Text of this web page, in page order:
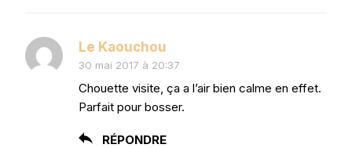
Le Kaouchou
30 mai 2017 à 20:37
Chouette visite, ça a l’air bien calme en effet.
Parfait pour bosser.
RÉPONDRE